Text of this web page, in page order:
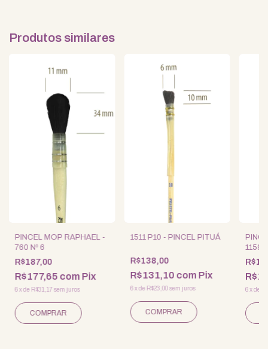
Produtos similares
PINCEL MOP RAPHAEL -
760 Nº 6
R$187,00
R$177,65 com Pix
6xde R$31,17sem juros
1511 P10 - PINCEL PITUÁ
R$138,00
R$131,10 com Pix
6 xde R$23,00 sem juros
1159
6xde